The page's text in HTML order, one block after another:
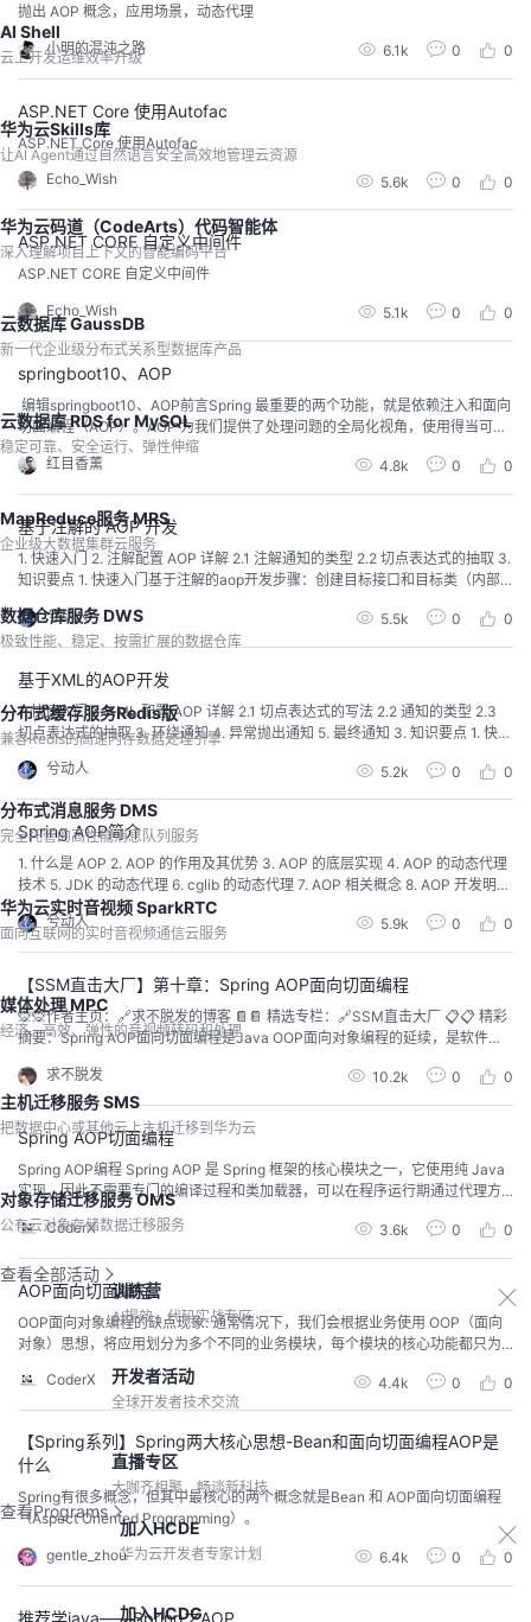
AI Shell
云上开发运维效率升级
华为云Skills库
让AI Agent通过自然语言安全高效地管理云资源
华为云码道（CodeArts）代码智能体
深入理解项目上下文的智能编码平台
云数据库 GaussDB
新一代企业级分布式关系型数据库产品
云数据库 RDS for MySQL
稳定可靠、安全运行、弹性伸缩
MapReduce服务 MRS
企业级大数据集群云服务
数据仓库服务 DWS
极致性能、稳定、按需扩展的数据仓库
分布式缓存服务Redis版
兼容Redis的高速内存数据处理引擎
分布式消息服务 DMS
完全托管的高性能消息队列服务
华为云实时音视频 SparkRTC
面向互联网的实时音视频通信云服务
媒体处理 MPC
经济、高效、弹性的音视频转码和处理
主机迁移服务 SMS
把数据中心或其他云上主机迁移到华为云
对象存储迁移服务 OMS
公有云对象存储数据迁移服务
查看全部活动
训练营
AI提效，代码实战专区
开发者活动
全球开发者技术交流
直播专区
大咖齐相聚，畅谈新科技
查看Programs
加入HCDE
华为云开发者专家计划
加入HCDG
抛出 AOP 概念，应用场景，动态代理
小明的混沌之路 6.1k 0 0
ASP.NET Core 使用Autofac
ASP.NET Core 使用Autofac
Echo_Wish 5.6k 0 0
ASP.NET CORE 自定义中间件
ASP.NET CORE 自定义中间件
Echo_Wish 5.1k 0 0
springboot10、AOP
​ ​编辑springboot10、AOP前言Spring 最重要的两个功能，就是依赖注入和面向
切面编程（AOP）。AOP 为我们提供了处理问题的全局化视角，使用得当可以
极大提高编程效率。Spring Boot 中使用 AOP 与 Spring 中使用 AOP 几乎没有
什么区别，只是建议尽量使用 Java 配置代替 XML 配置。目录​编辑springboot
09、AOP前言1、pom依赖2...
红目香薰 4.8k 0 0
基于注解的 AOP 开发
1. 快速入门 2. 注解配置 AOP 详解 2.1 注解通知的类型 2.2 切点表达式的抽取 3.
知识要点 1. 快速入门基于注解的aop开发步骤：创建目标接口和目标类（内部
{ public void save();}@Component("target")publi...
兮动人 5.5k 0 0
基于XML的AOP开发
1. 快速入门 2. XML 配置 AOP 详解 2.1 切点表达式的写法 2.2 通知的类型 2.3
切点表达式的抽取 3. 环绕通知 4. 异常抛出通知 5. 最终通知 3. 知识要点 1. 快速
兮动人 5.2k 0 0
Spring AOP简介
1. 什么是 AOP 2. AOP 的作用及其优势 3. AOP 的底层实现 4. AOP 的动态代理
技术 5. JDK 的动态代理 6. cglib 的动态代理 7. AOP 相关概念 8. AOP 开发明确
的事项 9. 知识要点 1. 什么是 AOPAOP 为 Aspect Oriented Programming 的缩
写，意思为面向切面编程，是通过预编译方式和运行期动态代理实现程序功...
兮动人 5.9k 0 0
【SSM直击大厂】第十章：Spring AOP面向切面编程
🙊🙊作者主页：🔗求不脱发的博客 📔📔 精选专栏：🔗SSM直击大厂 📋📋 精彩
摘要：Spring AOP面向切面编程是Java OOP面向对象编程的延续，是软件开
生范型。利用AOP可以对业务逻辑的各个部分进行隔离，从而使得业务逻辑各
部分之间的耦合度降低，提高程序的可重用性，同时提高了开发的效率。 💞
求不脱发 10.2k 0 0
Spring AOP切面编程
Spring AOP编程 Spring AOP 是 Spring 框架的核心模块之一，它使用纯 Java
实现，因此不需要专门的编译过程和类加载器，可以在程序运行期通过代理方
式向目标类织入增强代码。 Spring AOP代理机制 Spring 在运行期会为目标对
象生成一个动态代理对象，并在代理对象中实现对目标对象的增强。 Spring A
OP 的底层是通过以下 2 种动态代理机制，为目标对象...
CoderX 3.6k 0 0
AOP面向切面编程.
OOP面向对象编程的缺点现象: 通常情况下，我们会根据业务使用 OOP（面向
对象）思想，将应用划分为多个不同的业务模块，每个模块的核心功能都只为
特定的业务领域提供服务，例如电商系统中的订单模块、商品模块、库存模块
就分别是为维护电商系统的订单信息、商品信息以及库存信息而服务的。 问题:
应用中往往还存在一些非业务的通用功能，例如日志管理、权限管理、事务管
CoderX 4.4k 0 0
【Spring系列】Spring两大核心思想-Bean和面向切面编程AOP是
什么
Spring有很多概念，但其中最核心的两个概念就是Bean 和 AOP面向切面编程
（Aspect Oriented Programming）。
gentle_zhou 6.4k 0 0
推荐学java——Spring之AOP